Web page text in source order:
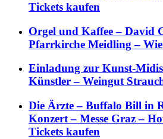
Tickets kaufen
Orgel und Kaffee – David
Pfarrkirche Meidling –
Einladung zur Kunst-
Künstler – Weingut
Die Ärzte – Buffalo Bill in
Konzert – Messe Graz –
Tickets kaufen